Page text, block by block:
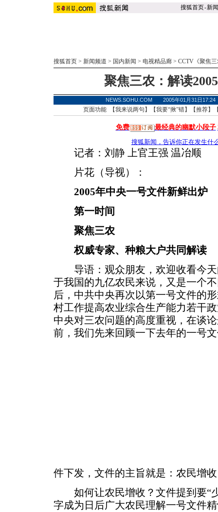
搜狐首页-新闻
搜狐首页 > 新闻频道 > 国内新闻 > 电视精品廊 > CCTV《聚焦
聚焦三农：解读
NEWS.SOHU.COM 2005年01月31日
页面功能 【我来说两句 】【我要“揪”错】【推荐】
免费 最经典的幽默小段子
搜狐新闻，告诉你正在发生什
记者：刘静 上官王强 温冶顺
片花（导视）：
2005年中央一号文件新鲜出炉
第一时间
聚焦三农
权威专家、种粮大户共同解读
导语：观众朋友，欢迎收看今天
于我国的九亿农民来说，又是一个
后，中共中央再次以第一号文件的
村工作提高农业综合生产能力若干
中央对三农问题的高度重视，在谈
前，我们先来回顾一下去年的一号
件下发，文件的主旨就是：农民增
如何让农民增收？文件提到要“
字成为日后广大农民理解一号文件